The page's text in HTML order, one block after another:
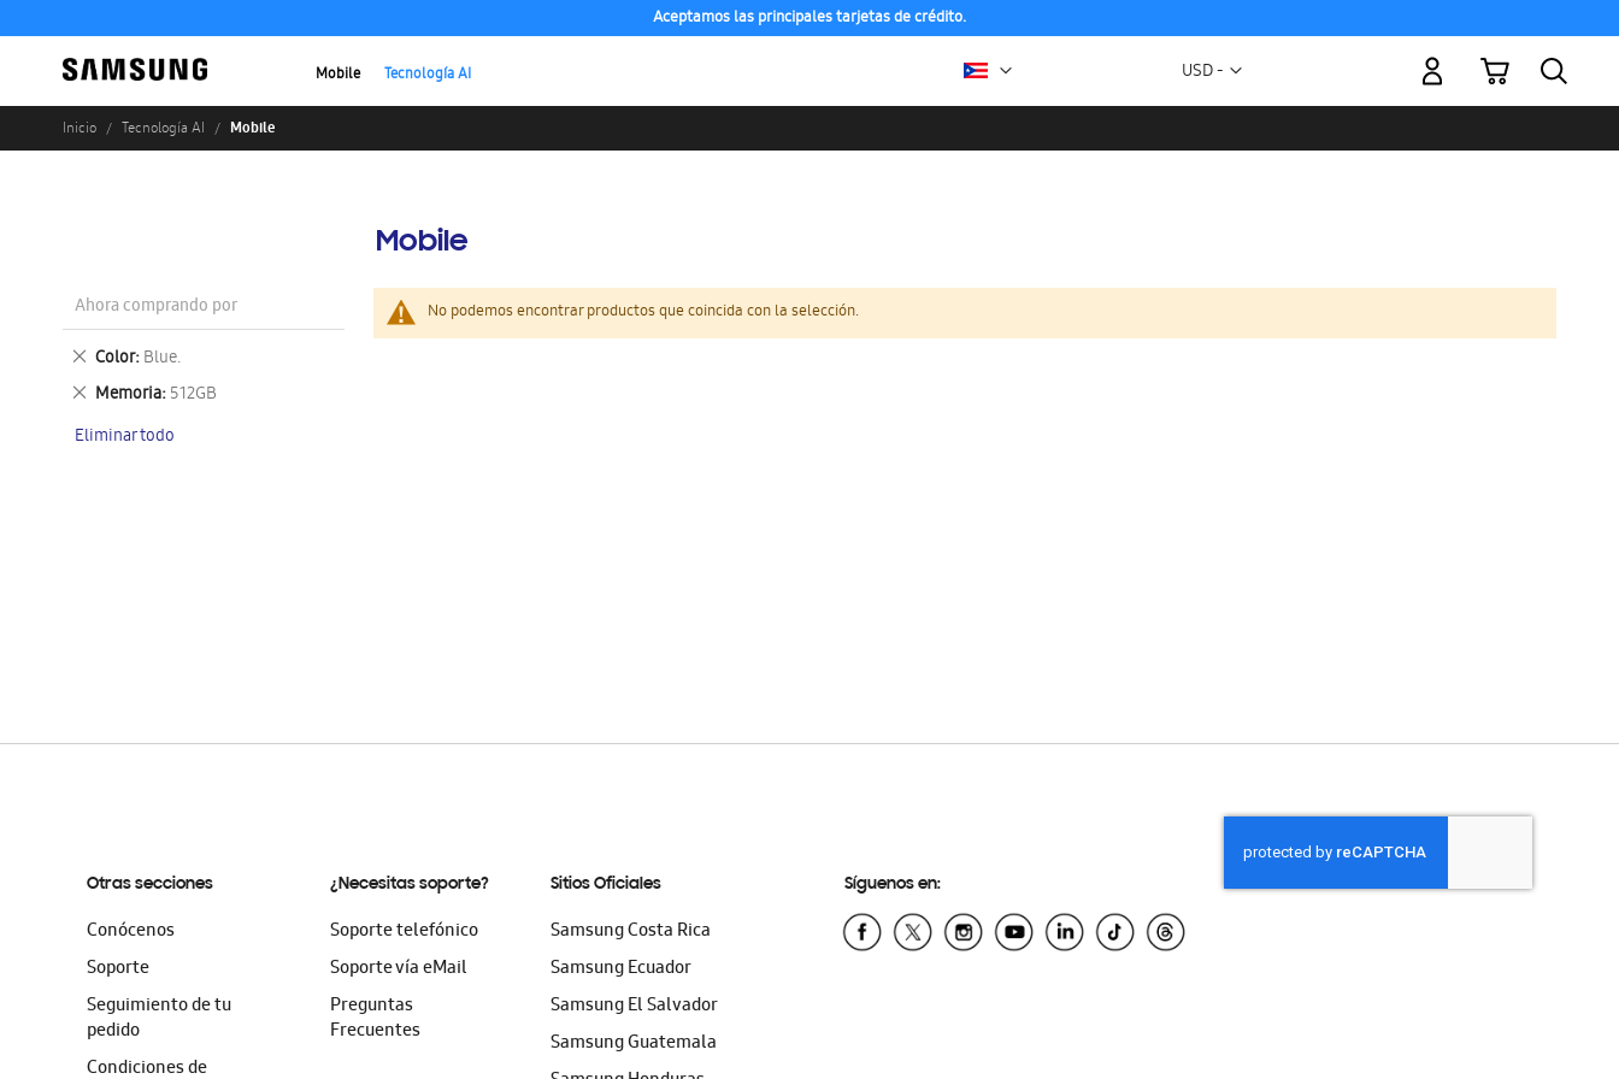
Aceptamos las principales tarjetas de crédito.
Mobile Tecnología AI Moneda
USD -
Mi carrito
Inicio Tecnología AI Mobile
Mobile
No podemos encontrar productos que coincida con la selección.
Ahora comprando por
Color Blue.
Eliminar
este
artículo
Memoria 512GB
Eliminar
artículo
Eliminar todo
Otras secciones
Conócenos
Soporte
Seguimiento de tu
pedido
Condiciones de
¿Necesitas soporte?
Soporte telefónico
Soporte vía eMail
Preguntas
Frecuentes
Sitios Oficiales
Samsung Costa Rica
Samsung Ecuador
Samsung El Salvador
Samsung Guatemala
Síguenos en: